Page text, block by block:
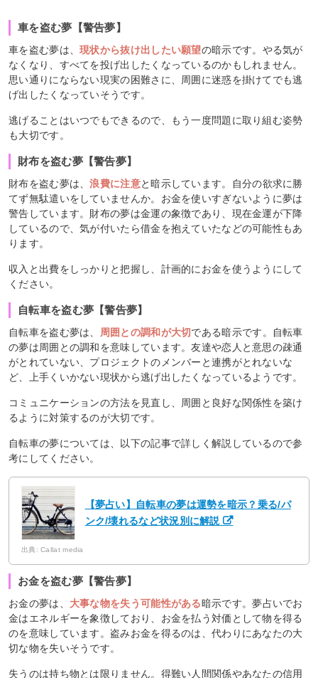
車を盗む夢【警告夢】
車を盗む夢は、現状から抜け出したい願望の暗示です。やる気が
なくなり、すべてを投げ出したくなっているのかもしれません。
思い通りにならない現実の困難さに、周囲に迷惑を掛けてでも逃
げ出したくなっていそうです。
逃げることはいつでもできるので、もう一度問題に取り組む姿勢
も大切です。
財布を盗む夢【警告夢】
財布を盗む夢は、浪費に注意と暗示しています。自分の欲求に勝
てず無駄遣いをしていませんか。お金を使いすぎないように夢は
警告しています。財布の夢は金運の象徴であり、現在金運が下降
しているので、気が付いたら借金を抱えていたなどの可能性もあ
ります。
収入と出費をしっかりと把握し、計画的にお金を使うようにして
ください。
自転車を盗む夢【警告夢】
自転車を盗む夢は、 周囲との調和が大切である暗示です。自転車
の夢は周囲との調和を意味しています。友達や恋人と意思の疎通
がとれていない、プロジェクトのメンバーと連携がとれないな
ど、上手くいかない現状から逃げ出したくなっているようです。
コミュニケーションの方法を見直し、周囲と良好な関係性を築け
るように対策するのが大切です。
自転車の夢については、以下の記事で詳しく解説しているので参
考にしてください。
【夢占い】自転車の夢は運勢を暗示？乗る/パ
ンク/壊れるなど状況別に解説
出典: Callat media
お金を盗む夢【警告夢】
お金の夢は、 大事な物を失う可能性がある暗示です。夢占いでお
金はエネルギーを象徴しており、お金を払う対価として物を得る
のを意味しています。盗みお金を得るのは、代わりにあなたの大
切な物を失いそうです。
失うのは持ち物とは限りません。得難い人間関係やあなたの信用